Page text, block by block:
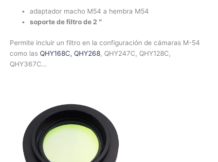
adaptador macho M54 a hembra M54
soporte de filtro de 2 ″
Permite incluir un filtro en la configuración de cámaras M-54
como las QHY168C, QHY268, QHY247C, QHY128C,
QHY367C…